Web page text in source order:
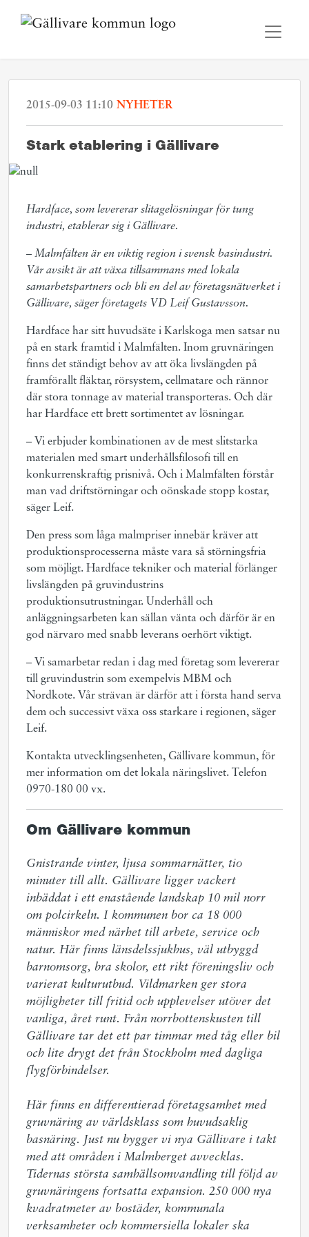
2015-09-03 11:10 NYHETER
Stark etablering i Gällivare
Hardface, som levererar slitagelösningar för tung
industri, etablerar sig i Gällivare.
– Malmfälten är en viktig region i svensk basindustri.
Vår avsikt är att växa tillsammans med lokala
samarbetspartners och bli en del av företagsnätverket i
Gällivare, säger företagets VD Leif Gustavsson.
Hardface har sitt huvudsäte i Karlskoga men satsar nu
på en stark framtid i Malmfälten. Inom gruvnäringen
finns det ständigt behov av att öka livslängden på
framförallt fläktar, rörsystem, cellmatare och rännor
där stora tonnage av material transporteras. Och där
har Hardface ett brett sortimentet av lösningar.
– Vi erbjuder kombinationen av de mest slitstarka
materialen med smart underhållsfilosofi till en
konkurrenskraftig prisnivå. Och i Malmfälten förstår
man vad driftstörningar och oönskade stopp kostar,
säger Leif.
Den press som låga malmpriser innebär kräver att
produktionsprocesserna måste vara så störningsfria
som möjligt. Hardface tekniker och material förlänger
livslängden på gruvindustrins
produktionsutrustningar. Underhåll och
anläggningsarbeten kan sällan vänta och därför är en
god närvaro med snabb leverans oerhört viktigt.
– Vi samarbetar redan i dag med företag som levererar
till gruvindustrin som exempelvis MBM och
Nordkote. Vår strävan är därför att i första hand serva
dem och successivt växa oss starkare i regionen, säger
Leif.
Kontakta utvecklingsenheten, Gällivare kommun, för
mer information om det lokala näringslivet. Telefon
0970-180 00 vx.
Om Gällivare kommun
Gnistrande vinter, ljusa sommarnätter, tio
minuter till allt. Gällivare ligger vackert
inbäddat i ett enastående landskap 10 mil norr
om polcirkeln. I kommunen bor ca 18 000
människor med närhet till arbete, service och
natur. Här finns länsdelssjukhus, väl utbyggd
barnomsorg, bra skolor, ett rikt föreningsliv och
varierat kulturutbud. Vildmarken ger stora
möjligheter till fritid och upplevelser utöver det
vanliga, året runt. Från norrbottenskusten till
Gällivare tar det ett par timmar med tåg eller bil
och lite drygt det från Stockholm med dagliga
flygförbindelser.
Här finns en differentierad företagsamhet med
gruvnäring av världsklass som huvudsaklig
basnäring. Just nu bygger vi nya Gällivare i takt
med att områden i Malmberget avvecklas.
Tidernas största samhällsomvandling till följd av
gruvnäringens fortsatta expansion. 250 000 nya
kvadratmeter av bostäder, kommunala
verksamheter och kommersiella lokaler ska